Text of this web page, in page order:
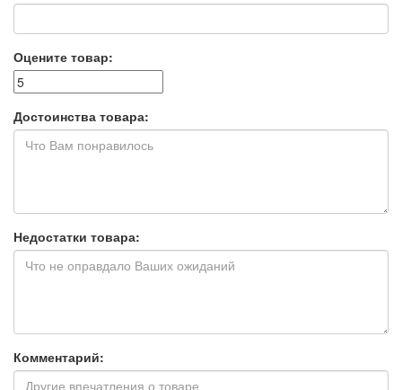
Оцените товар:
Достоинства товара:
Недостатки товара:
Комментарий: